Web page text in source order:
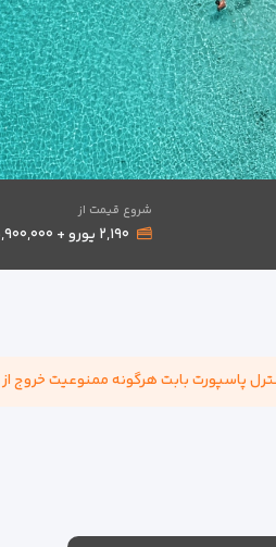
شروع قیمت از
۲,۱۹۰ یورو + ۸۵,۹۰۰,۰۰۰ تومان